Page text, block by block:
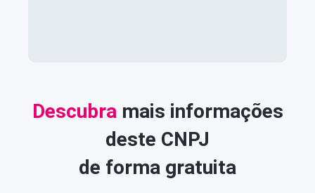
Descubra mais informações
deste CNPJ
de forma gratuita